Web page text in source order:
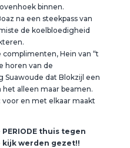
binnen.
na een steekpass van
de koelbloedigheid
Hein van “t
horen van de
Suawoude dat Blokzijl een
alleen maar beamen.
en met elkaar maakt
thuis tegen
kijk werden gezet!!